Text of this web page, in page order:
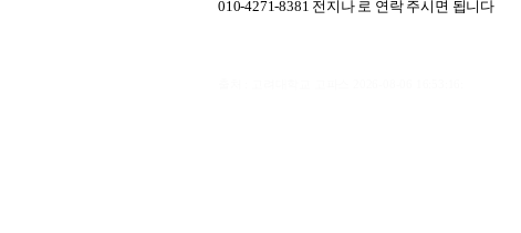
010-4271-8381 전지나 로 연락 주시면 됩니다